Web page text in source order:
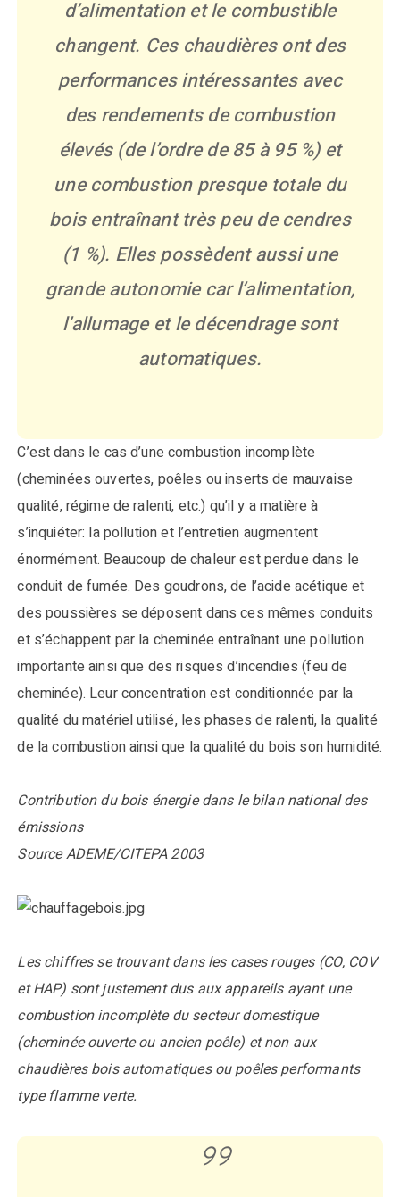
d’alimentation et le combustible
changent. Ces chaudières ont des
performances intéressantes avec
des rendements de combustion
élevés (de l’ordre de 85 à 95 %) et
une combustion presque totale du
bois entraînant très peu de cendres
(1 %). Elles possèdent aussi une
grande autonomie car l’alimentation,
l’allumage et le décendrage sont
automatiques.
C’est dans le cas d’une combustion incomplète
(cheminées ouvertes, poêles ou inserts de mauvaise
qualité, régime de ralenti, etc.) qu’il y a matière à
s’inquiéter: la pollution et l’entretien augmentent
énormément. Beaucoup de chaleur est perdue dans le
conduit de fumée. Des goudrons, de l’acide acétique et
des poussières se déposent dans ces mêmes conduits
et s’échappent par la cheminée entraînant une pollution
importante ainsi que des risques d’incendies (feu de
cheminée). Leur concentration est conditionnée par la
qualité du matériel utilisé, les phases de ralenti, la qualité
de la combustion ainsi que la qualité du bois son humidité.
Contribution du bois énergie dans le bilan national des
émissions
Source ADEME/CITEPA 2003
Les chiffres se trouvant dans les cases rouges (CO, COV
et HAP) sont justement dus aux appareils ayant une
combustion incomplète du secteur domestique
(cheminée ouverte ou ancien poêle) et non aux
chaudières bois automatiques ou poêles performants
type flamme verte.